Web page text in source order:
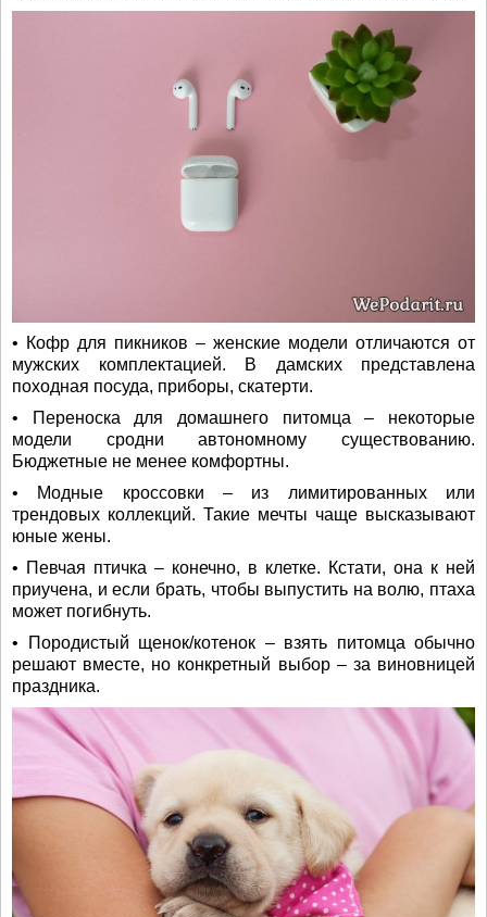
• Кофр для пикников – женские модели отличаются от
мужских комплектацией. В дамских представлена
походная посуда, приборы, скатерти.
• Переноска для домашнего питомца – некоторые
модели сродни автономному существованию.
Бюджетные не менее комфортны.
• Модные кроссовки – из лимитированных или
трендовых коллекций. Такие мечты чаще высказывают
юные жены.
• Певчая птичка – конечно, в клетке. Кстати, она к ней
приучена, и если брать, чтобы выпустить на волю, птаха
может погибнуть.
• Породистый щенок/котенок – взять питомца обычно
решают вместе, но конкретный выбор – за виновницей
праздника.